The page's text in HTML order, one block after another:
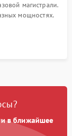
магистрали.
мощностях.
индикаторов
перегрева.
в ближайшее